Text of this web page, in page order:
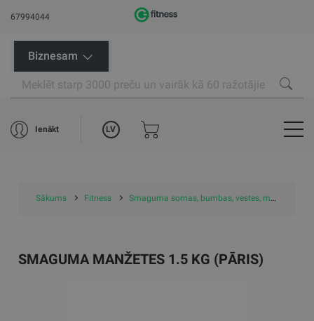
67994044
Biznesam
Ienākt LV
Sākums Fitness Smaguma somas, bumbas, vestes, manžetes
SMAGUMA MANŽETES 1.5 KG (PĀRIS)